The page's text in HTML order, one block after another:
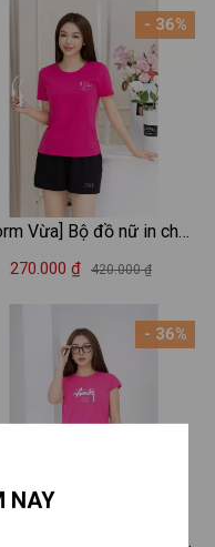
- 36%
Vừa] Bộ đồ nữ in chữ
for you - Set cộc tay
270.000 ₫ 420.000 ₫
- 36%
NAY